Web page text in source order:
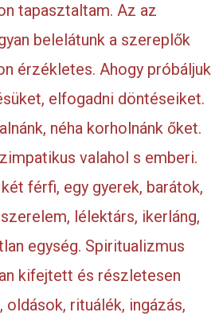
tapasztaltam. Az az
belelátunk a szereplők
érzékletes. Ahogy próbáljuk
elfogadni döntéseiket.
néha korholnánk őket.
valahol s emberi.
férfi, egy gyerek, barátok,
lélektárs, ikerláng,
egység. Spiritualizmus
kifejtett és részletesen
rituálék, ingázás,